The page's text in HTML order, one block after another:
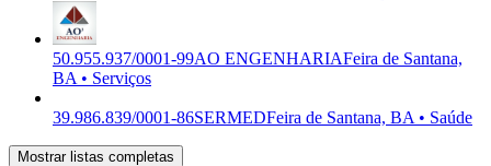
50.955.937/0001-99AO ENGENHARIAFeira de Santana,
BA • Serviços
39.986.839/0001-86SERMEDFeira de Santana, BA • Saúde
Mostrar listas completas